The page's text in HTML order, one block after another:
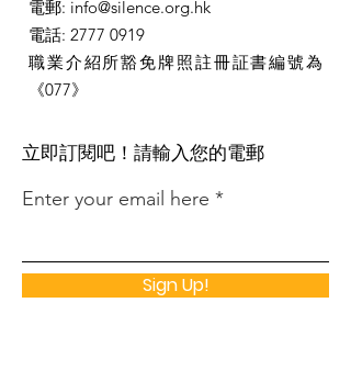
電郵: info@silence.org.hk
電話: 2777 0919
職業介紹所豁免牌照註冊証書編號為
《077》
​立即訂閱吧！請輸入您的電郵
Enter your email here
Sign Up!